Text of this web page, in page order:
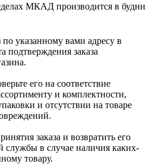
МКАД производится в будни
указанному вами адресу в
подтверждения заказа
его на соответствие
и комплектности,
и отсутствии на товаре
заказа и возвратить его
службы в случае наличия каких-
товару.